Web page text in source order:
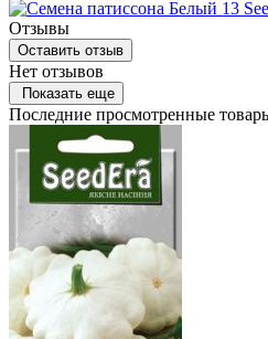
Отзывы
Оставить отзыв
Нет отзывов
Показать еще
Последние просмотренные